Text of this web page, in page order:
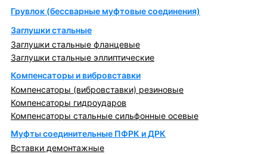
Грувлок (бессварные муфтовые соединения)
Заглушки стальные
Заглушки стальные фланцевые
Заглушки стальные эллиптические
Компенсаторы и вибровставки
Компенсаторы (вибровставки) резиновые
Компенсаторы гидроударов
Компенсаторы стальные сильфонные осевые
Муфты соединительные ПФРК и ДРК
Вставки демонтажные